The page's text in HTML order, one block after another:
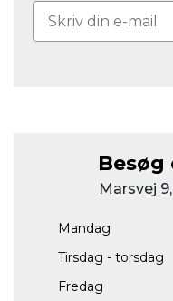
Marsvej
Mandag
Tirsdag - torsdag
Fredag